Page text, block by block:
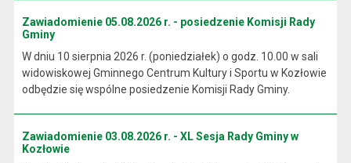
Zawiadomienie 05.08.2026 r. - posiedzenie Komisji Rady
Gminy
W dniu 10 sierpnia 2026 r. (poniedziałek) o godz. 10.00 w sali
widowiskowej Gminnego Centrum Kultury i Sportu w Kozłowie
odbędzie się wspólne posiedzenie Komisji Rady Gminy.
Zawiadomienie 03.08.2026 r. - XL Sesja Rady Gminy w
Kozłowie